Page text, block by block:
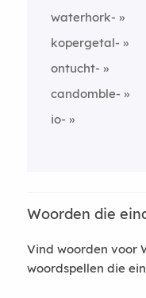
waterhork-
kopergetal-
ontucht-
candomble-
io-
Woorden die
Vind woorden voor
woordspellen die